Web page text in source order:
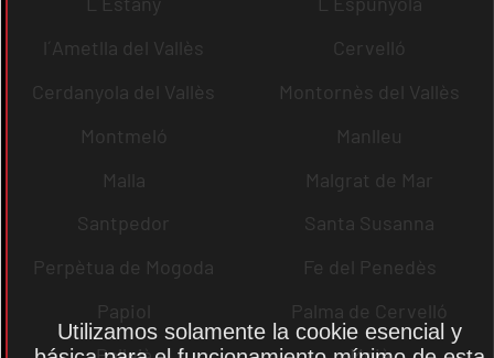
l´Ametlla del Vallès
Cervelló
Cerdanyola del Vallès
Montornès del Vallès
Montmeló
Manlleu
Malla
Malgrat de Mar
Santpedor
Santa Susanna
Perpètua de Mogoda
Fe del Penedès
Papiol
Palma de Cervelló
Utilizamos solamente la cookie esencial y